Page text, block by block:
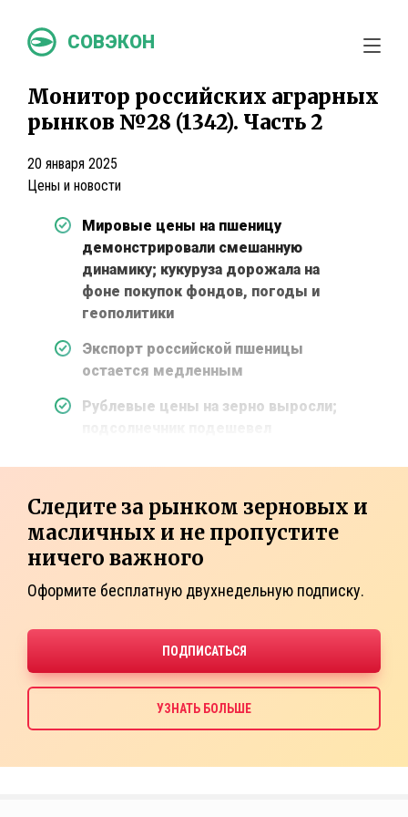
СОВЭКОН
Монитор российских аграрных
рынков №28 (1342). Часть 2
20 января 2025
Цены и новости
Мировые цены на пшеницу
демонстрировали смешанную
динамику; кукуруза дорожала на
фоне покупок фондов, погоды и
геополитики
Экспорт российской пшеницы
остается медленным
Рублевые цены на зерно выросли;
Следите за рынком зерновых и
масличных и не пропустите
ничего важного
Оформите бесплатную двухнедельную подписку.